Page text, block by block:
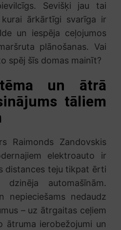
Sevišķi jau tai
kurai ārkārtīgi svarīga ir
un iespēja ceļojumos
plānošanas. Vai
spēj šīs domas mainīt?
un ātrā
tāliem
Raimonds Zandovskis
elektroauto ir
distances teju tikpat ērti
automašīnām.
nepieciešams nedaudz
– uz ātrgaitas ceļiem
ātruma ierobežojumi un